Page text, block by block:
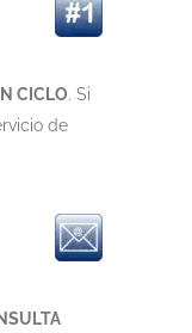
CICLO. Si
de